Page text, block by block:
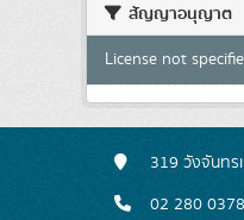
สัญญาอนุญาต
License not
319 วังจันทร
02 280 0378